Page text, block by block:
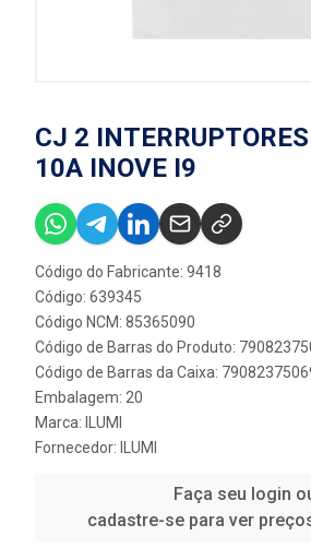
CJ 2
10A INOVE I9
Código do Fabricante: 9418
Código: 639345
Código NCM: 85365090
Código de Barras do Produto:
Código de Barras da Caixa:
Embalagem: 20
Marca:
ILUMI
Fornecedor:
ILUMI
Faça seu login
cadastre-se para ver